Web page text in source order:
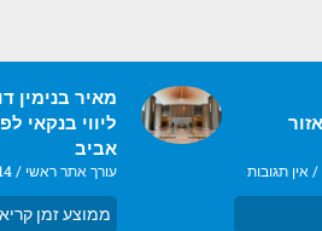
אין תגובות
מאיר בנימין
אביב
עורך אתר ראשי 14 בינואר 2026
ממוצע זמן